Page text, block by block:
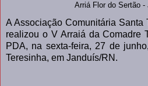
Arriá Flor do Sertão -
A Associação Comunitária Santa
realizou o V Arraiá da Comadre
PDA, na sexta-feira, 27 de
Teresinha, em Janduís/RN.